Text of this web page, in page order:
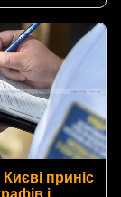
приніс
і